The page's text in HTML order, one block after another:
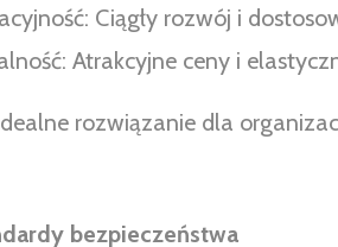
Ciągły rozwój i
Atrakcyjne ceny i
rozwiązanie dla
bezpieczeństwa